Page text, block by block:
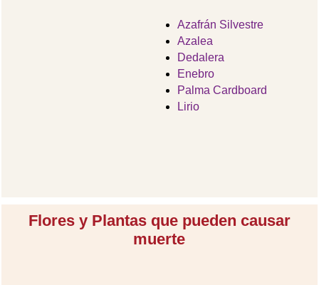
Azafrán Silvestre
Azalea
Dedalera
Enebro
Palma Cardboard
Lirio
Flores y Plantas que pueden causar
muerte